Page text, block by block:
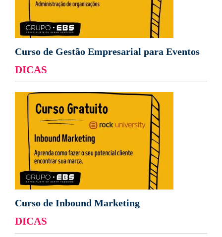
Curso de Gestão Empresarial para Eventos
DICAS
Curso de Inbound Marketing
DICAS